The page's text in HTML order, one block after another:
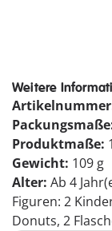
Weitere
Produktmaße:
Gewicht: 109 g
Alter: Ab 4
Figuren: 2
Donuts, 2